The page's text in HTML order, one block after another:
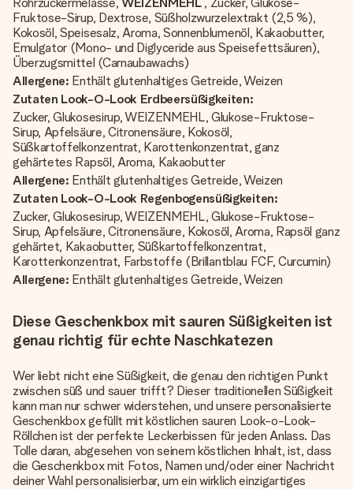
Fruktose-Sirup, Dextrose, Süßholzwurzelextrakt (2,5 %),
Kokosöl, Speisesalz, Aroma, Sonnenblumenöl, Kakaobutter,
Emulgator (Mono- und Diglyceride aus Speisefettsäuren),
Überzugsmittel (Carnaubawachs)
Allergene: Enthält glutenhaltiges Getreide, Weizen
Zutaten Look-O-Look Erdbeersüßigkeiten:
Zucker, Glukosesirup, WEIZENMEHL, Glukose-Fruktose-
Sirup, Apfelsäure, Citronensäure, Kokosöl,
Süßkartoffelkonzentrat, Karottenkonzentrat, ganz
gehärtetes Rapsöl, Aroma, Kakaobutter
Allergene: Enthält glutenhaltiges Getreide, Weizen
Zutaten Look-O-Look Regenbogensüßigkeiten:
Zucker, Glukosesirup, WEIZENMEHL, Glukose-Fruktose-
Sirup, Apfelsäure, Citronensäure, Kokosöl, Aroma, Rapsöl ganz
gehärtet, Kakaobutter, Süßkartoffelkonzentrat,
Karottenkonzentrat, Farbstoffe (Brillantblau FCF, Curcumin)
Allergene: Enthält glutenhaltiges Getreide, Weizen
Diese Geschenkbox mit sauren Süßigkeiten ist
genau richtig für echte Naschkatezen
Wer liebt nicht eine Süßigkeit, die genau den richtigen Punkt
zwischen süß und sauer trifft? Dieser traditionellen Süßigkeit
kann man nur schwer widerstehen, und unsere personalisierte
Geschenkbox gefüllt mit köstlichen sauren Look-o-Look-
Röllchen ist der perfekte Leckerbissen für jeden Anlass. Das
Tolle daran, abgesehen von seinem köstlichen Inhalt, ist, dass
die Geschenkbox mit Fotos, Namen und/oder einer Nachricht
deiner Wahl personalisierbar, um ein wirklich einzigartiges